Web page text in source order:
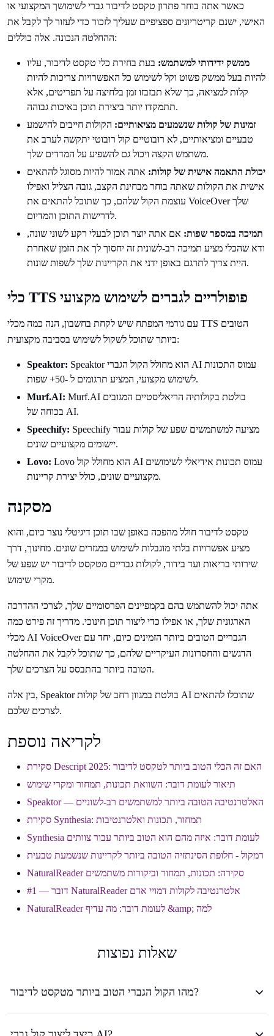
כאשר אתה בוחר פתרון טקסט לדיבור גברי לשימושך המקצועי או
האישי, ישנם קריטריונים ספציפיים שעליך לזכור כדי לעזור לך לקבל את
ההחלטה הנכונה. אלה כוללים:
ממשק ידידותי למשתמש: בעת בחירת כלי טקסט לדיבור, עליו
להיות בעל ממשק פשוט וקל לשימוש כל האפשרויות צריכות להיות
קלות למציאה, כך שלא תבזבזו זמן בלחיצה על תפריטים, אלא
תתמקדו יותר ביצירת תוכן באיכות גבוהה.
זמינות של קולות שנשמעים מציאותיים: הקולות חייבים להישמע
טבעיים ומציאותיים, לא רובוטיים קול רובוטי יתקשה לערב את
משתמש הקצה ויכול גם להשפיע על המדדים שלך.
יכולת התאמה אישית של קולות: אתה אמור להיות מסוגל להתאים
אישית את הקולות שאתה בוחר מבחינת הקצב, גובה הצליל ואפילו
עוצמת הקול שלהם, כך שתוכל להתאים את VoiceOver שלך
לדרישות התוכן והמדיום.
תמיכה במספר שפות: אם אתה יוצר תוכן לבעלי רקע לשוני שונה,
ודא שהכלי מציע תמיכה רב-לשונית זה יחסוך לך את הזמן שאחרת
היית צריך לתרגם באופן ידני את הקריינות שלך לשפות שונות.
כלי TTS פופולריים לגברים לשימוש מקצועי
עם גורמי המפתח שיש לקחת בחשבון, הנה כמה מכלי TTS הטובים
ביותר שתוכל לשקול לשימוש בסביבה מקצועית:
Speaktor: Speaktor הוא מחולל הקול הגברי AI עמוס התכונות
לשימוש מקצועי, המציע תרגומים ל -50+ שפות.
Murf.AI: Murf.AI בולטת בקולותיה הריאליסטיים המגובים
בכוחה של AI.
Speechify: Speechify מציעה למשתמשים שפע של קולות עבור
יישומים מקצועיים שונים.
Lovo: Lovo הוא מחולל קול AI עמוס תכונות אידיאלי לשימושים
מקצועיים שונים, כולל יצירת קריינות.
מסקנה
טקסט לדיבור חולל מהפכה באופן שבו תוכן דיגיטלי נוצר כיום, והוא
מציע אפשרויות בלתי מוגבלות לשימוש במגזרים שונים. מחינוך, דרך
שירותי בריאות ועד בידור, לקולות גבריים מטקסט לדיבור יש שפע של
מקרי שימוש.
אתה יכול להשתמש בהם בקמפיינים הפרסומיים שלך, לצרכי ההדרכה
הארגונית שלך, או אפילו כדי ליצור תוכן חינוכי. מדריך זה פירט כמה
מכלי AI VoiceOver הגבריים הטובים ביותר הזמינים כיום, יחד עם
הדגשים והחסרונות העיקריים שלהם, כך שתוכל לקבל את ההחלטה
הטובה ביותר בהתבסס על הצרכים שלך.
בין אלה, Speaktor בולטת במגוון רחב של קולות AI שתוכלו להתאים
לצרכים שלכם.
לקריאה נוספת
סקירת Descript 2025: האם זה הכלי הטוב ביותר לטקסט לדיבור
תיאור לעומת דובר: השוואת תכונות, תמחור ומקרי שימוש
Speaktor — האלטרנטיבה הטובה ביותר למשתמשים רב-לשוניים
סקירת Synthesia: תמחור, תכונות ואלטרנטיבות
Synthesia לעומת דובר: איזה מהם הוא הטוב ביותר עבור צוותים
רמקול - חלופת הסינתזיה הטובה ביותר לקריינות שנשמעת טבעית
NaturalReader סקירה: תכונות, תמחור וביקורות משתמשים
דובר — #1 NaturalReader אלטרנטיבה לקולות דמויי אדם
NaturalReader לעומת דובר: מה עדיף &amp; למה
שאלות נפוצות
מהו הקול הגברי הטוב ביותר מטקסט לדיבור?